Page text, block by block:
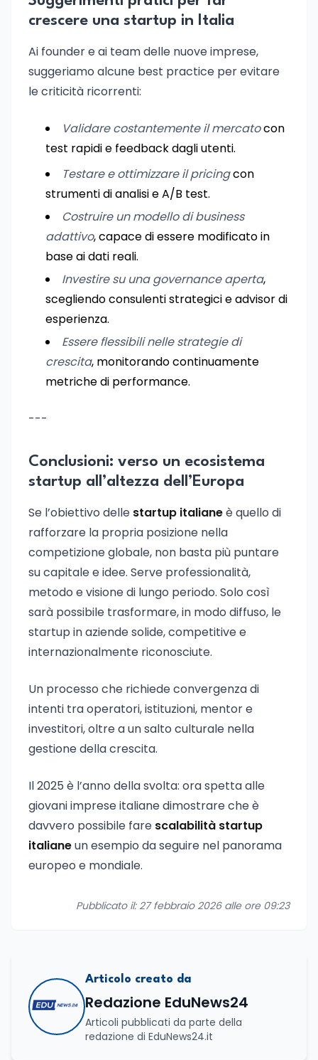
crescere una startup in Italia
Ai founder e ai team delle nuove imprese,
suggeriamo alcune best practice per evitare
le criticità ricorrenti:
Validare costantemente il mercatocon
test rapidi e feedback dagli utenti.
Testare e ottimizzare il pricingcon
strumenti di analisi e A/B test.
Costruire un modello di business
adattivo, capace di essere modificato in
base ai dati reali.
Investire su una governance aperta,
scegliendo consulenti strategici e advisor di
esperienza.
Essere flessibili nelle strategie di
crescita, monitorando continuamente
metriche di performance.
---
Conclusioni: verso un ecosistema
startup all’altezza dell’Europa
Se l’obiettivo delle startup italianeè quello di
rafforzare la propria posizione nella
competizione globale, non basta più puntare
su capitale e idee. Serve professionalità,
metodo e visione di lungo periodo. Solo così
sarà possibile trasformare, in modo diffuso, le
startup in aziende solide, competitive e
internazionalmente riconosciute.
Un processo che richiede convergenza di
intenti tra operatori, istituzioni, mentor e
investitori, oltre a un salto culturale nella
gestione della crescita.
Il 2025 è l’anno della svolta: ora spetta alle
giovani imprese italiane dimostrare che è
davvero possibile fare scalabilità startup
italianeun esempio da seguire nel panorama
europeo e mondiale.
Pubblicato il: 27 febbraio 2026 alle ore 09:23
Articolo creato da
Redazione EduNews24
Articoli pubblicati da parte della
redazione di EduNews24.it